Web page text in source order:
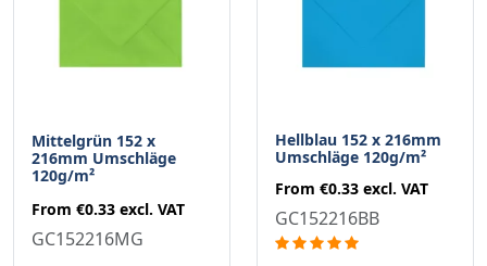
Mittelgrün 152 x
216mm Umschläge
120g/m²
From €0.33 excl. VAT
GC152216MG
Hellblau 152 x 216mm
Umschläge 120g/m²
From €0.33 excl. VAT
GC152216BB